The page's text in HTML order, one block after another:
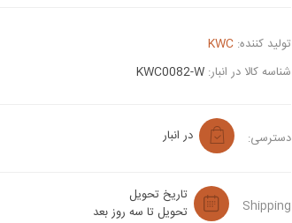
تولید کننده: KWC
شناسه کالا در انبار: KWC0082-W
دسترسی: در انبار
Shipping
تاریخ تحویل
تحویل تا سه روز بعد